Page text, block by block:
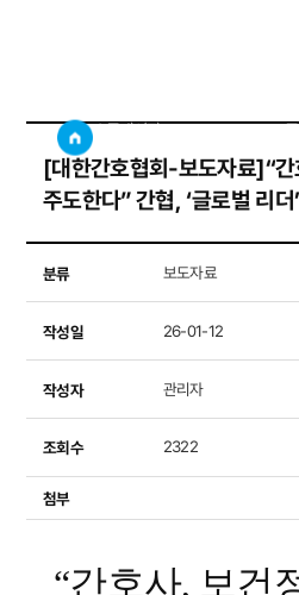
소통게시판
[대한간호협회-보도자료]“
주도한다” 간협, ‘글로벌 리
분류 보도자료
작성일 26-01-12
작성자 관리자
조회수 2322
첨부
“간호사, 보건